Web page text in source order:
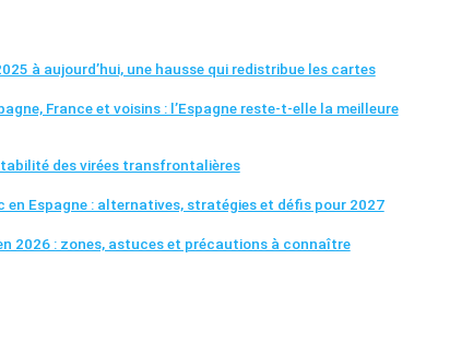
à aujourd’hui, une hausse qui redistribue les cartes
France et voisins : l’Espagne reste-t-elle la meilleure
des virées transfrontalières
Espagne : alternatives, stratégies et défis pour 2027
2026 : zones, astuces et précautions à connaître